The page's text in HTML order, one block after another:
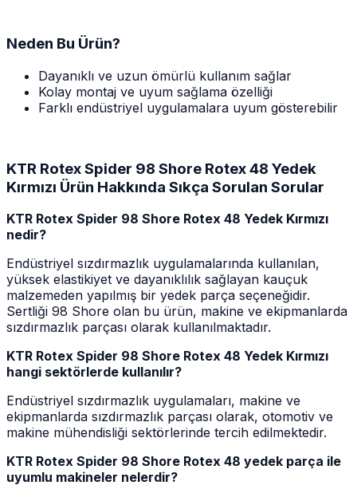
Neden Bu Ürün?
Dayanıklı ve uzun ömürlü kullanım sağlar
Kolay montaj ve uyum sağlama özelliği
Farklı endüstriyel uygulamalara uyum gösterebilir
KTR Rotex Spider 98 Shore Rotex 48 Yedek
Kırmızı Ürün Hakkında Sıkça Sorulan Sorular
KTR Rotex Spider 98 Shore Rotex 48 Yedek Kırmızı
nedir?
Endüstriyel sızdırmazlık uygulamalarında kullanılan,
yüksek elastikiyet ve dayanıklılık sağlayan kauçuk
malzemeden yapılmış bir yedek parça seçeneğidir.
Sertliği 98 Shore olan bu ürün, makine ve ekipmanlarda
sızdırmazlık parçası olarak kullanılmaktadır.
KTR Rotex Spider 98 Shore Rotex 48 Yedek Kırmızı
hangi sektörlerde kullanılır?
Endüstriyel sızdırmazlık uygulamaları, makine ve
ekipmanlarda sızdırmazlık parçası olarak, otomotiv ve
makine mühendisliği sektörlerinde tercih edilmektedir.
KTR Rotex Spider 98 Shore Rotex 48 yedek parça ile
uyumlu makineler nelerdir?